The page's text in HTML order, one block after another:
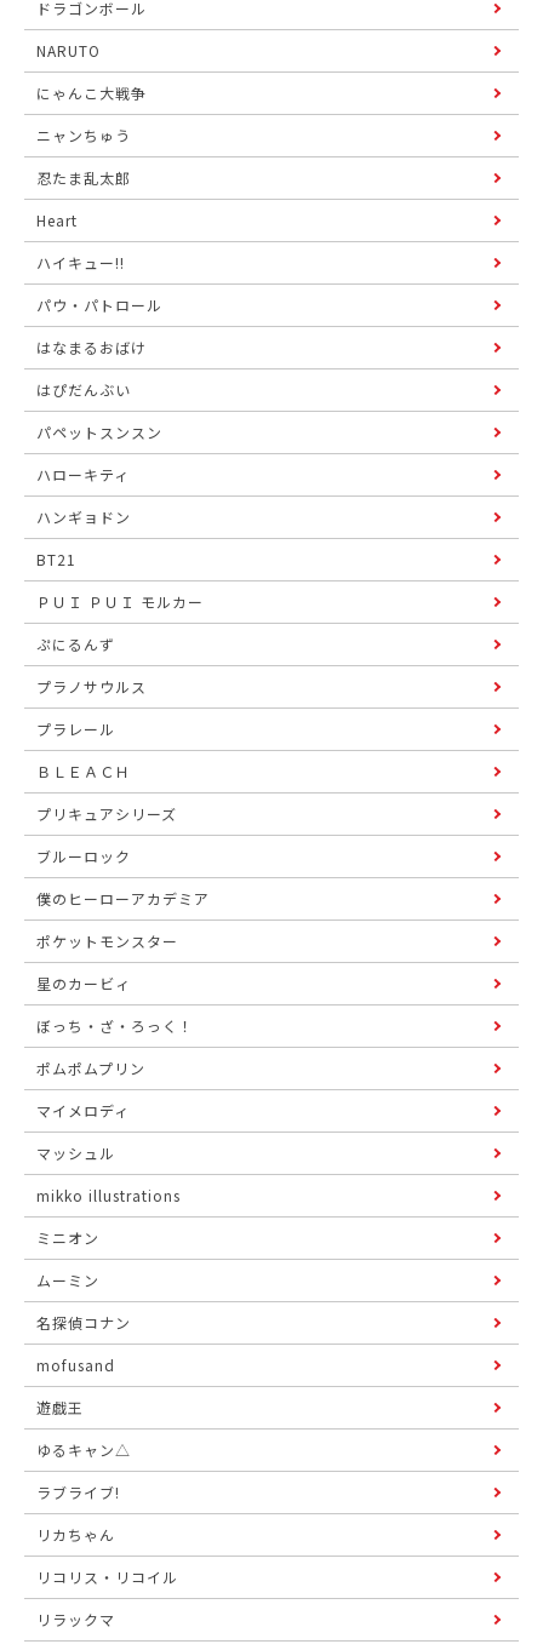
ドラゴンボール
NARUTO
にゃんこ大戦争
ニャンちゅう
忍たま乱太郎
Heart
ハイキュー!!
パウ・パトロール
はなまるおばけ
はぴだんぶい
パペットスンスン
ハローキティ
ハンギョドン
BT21
ＰＵＩ ＰＵＩ モルカー
ぷにるんず
プラノサウルス
プラレール
ＢＬＥＡＣＨ
プリキュアシリーズ
ブルーロック
僕のヒーローアカデミア
ポケットモンスター
星のカービィ
ぼっち・ざ・ろっく！
ポムポムプリン
マイメロディ
マッシュル
mikko illustrations
ミニオン
ムーミン
名探偵コナン
mofusand
遊戯王
ゆるキャン△
ラブライブ!
リカちゃん
リコリス・リコイル
リラックマ